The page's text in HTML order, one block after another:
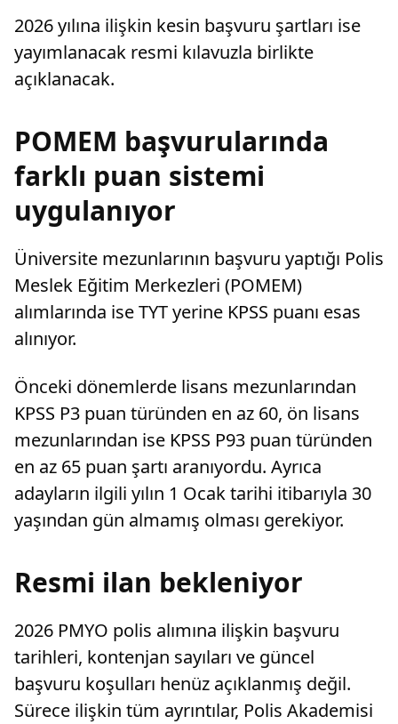
2026 yılına ilişkin kesin başvuru şartları ise
yayımlanacak resmi kılavuzla birlikte
açıklanacak.
POMEM başvurularında
farklı puan sistemi
uygulanıyor
Üniversite mezunlarının başvuru yaptığı Polis
Meslek Eğitim Merkezleri (POMEM)
alımlarında ise TYT yerine KPSS puanı esas
alınıyor.
Önceki dönemlerde lisans mezunlarından
KPSS P3 puan türünden en az 60, ön lisans
mezunlarından ise KPSS P93 puan türünden
en az 65 puan şartı aranıyordu. Ayrıca
adayların ilgili yılın 1 Ocak tarihi itibarıyla 30
yaşından gün almamış olması gerekiyor.
Resmi ilan bekleniyor
2026 PMYO polis alımına ilişkin başvuru
tarihleri, kontenjan sayıları ve güncel
başvuru koşulları henüz açıklanmış değil.
Sürece ilişkin tüm ayrıntılar, Polis Akademisi